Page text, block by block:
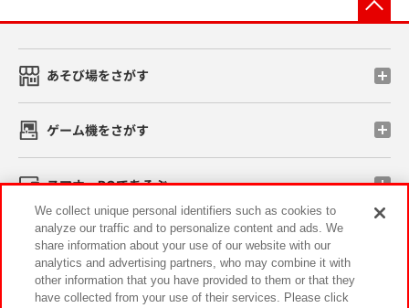
あそび場をさがす
ゲーム機をさがす
スマホ・PCであそぶ
イベント・キャンペーン
We collect unique personal identifiers such as cookies to
analyze our traffic and to personalize content and ads. We
share information about your use of our website with our
analytics and advertising partners, who may combine it with
other information that you have provided to them or that they
have collected from your use of their services. Please click